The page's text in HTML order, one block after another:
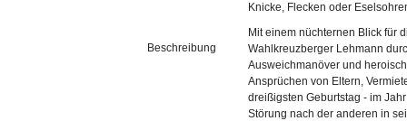
Beschreibung
Knicke, Flecken oder
Mit einem nüchternen Blick für
Wahlkreuzberger Lehmann
Ausweichmanöver und
Ansprüchen von Eltern,
dreißigsten Geburtstag - im
Störung nach der anderen in